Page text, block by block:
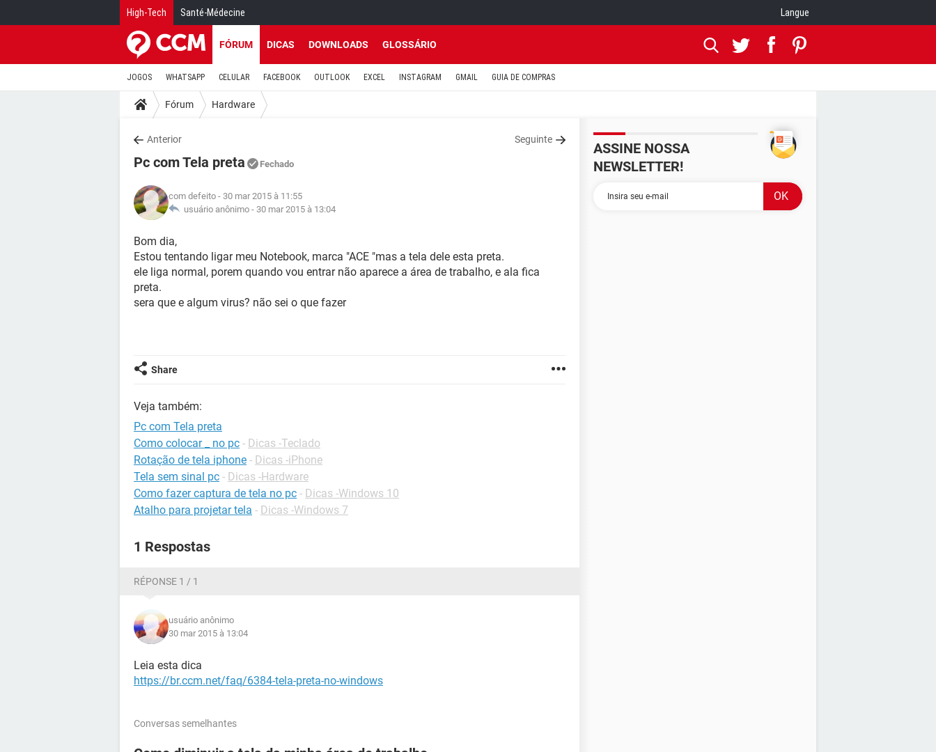
High-Tech Santé-Médecine Langue
FÓRUM DICAS DOWNLOADS GLOSSÁRIO
JOGOS WHATSAPP CELULAR FACEBOOK OUTLOOK EXCEL INSTAGRAM GMAIL GUIA DE COMPRAS
Fórum Hardware
Anterior Seguinte
Pc com Tela preta Fechado
com defeito - 30 mar 2015 à 11:55
usuário anônimo - 30 mar 2015 à 13:04
Bom dia,
Estou tentando ligar meu Notebook, marca "ACE "mas a tela dele esta preta.
ele liga normal, porem quando vou entrar não aparece a área de trabalho, e ala fica
preta.
sera que e algum virus? não sei o que fazer
Share
Veja também:
Pc com Tela preta
Como colocar _ no pc - Dicas -Teclado
Rotação de tela iphone - Dicas -iPhone
Tela sem sinal pc - Dicas -Hardware
Como fazer captura de tela no pc - Dicas -Windows 10
Atalho para projetar tela - Dicas -Windows 7
1 Respostas
RÉPONSE 1 / 1
usuário anônimo
30 mar 2015 à 13:04
Leia esta dica
https://br.ccm.net/faq/6384-tela-preta-no-windows
Conversas semelhantes
ASSINE NOSSA
NEWSLETTER!